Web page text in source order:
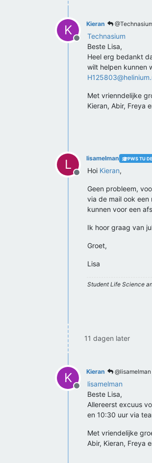
K
Offline
Kieran
Technasium
Beste Lisa,
Heel erg bedankt
wilt helpen kunnen
Met vrienndelijke
Kieran, Abir, Freya
L
Offline
lisamelman PWS TU
Hoi Kieran,
Geen probleem,
via de mail ook
kunnen voor een
Ik hoor graag van
Groet,
Lisa
Student Life Science
11 dagen later
K
Offline
Kieran @lisamelman
lisamelman
Beste Lisa,
Allereerst excuus
en 10:30 uur via
Met vriendelijke
Abir, Kieran, Freya